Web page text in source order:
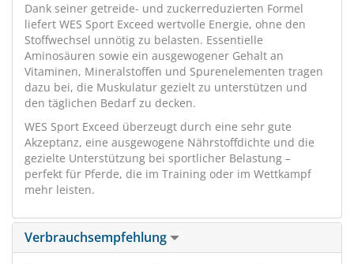
Dank seiner getreide- und zuckerreduzierten Formel
liefert WES Sport Exceed wertvolle Energie, ohne den
Stoffwechsel unnötig zu belasten. Essentielle
Aminosäuren sowie ein ausgewogener Gehalt an
Vitaminen, Mineralstoffen und Spurenelementen tragen
dazu bei, die Muskulatur gezielt zu unterstützen und
den täglichen Bedarf zu decken.
WES Sport Exceed überzeugt durch eine sehr gute
Akzeptanz, eine ausgewogene Nährstoffdichte und die
gezielte Unterstützung bei sportlicher Belastung –
perfekt für Pferde, die im Training oder im Wettkampf
mehr leisten.
Verbrauchsempfehlung